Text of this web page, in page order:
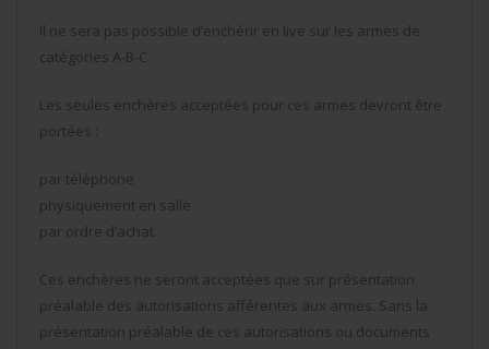
Il ne sera pas possible d’enchérir en live sur les armes de
catégories A-B-C.
Les seules enchères acceptées pour ces armes devront être
portées :
par téléphone
physiquement en salle
par ordre d’achat.
Ces enchères ne seront acceptées que sur présentation
préalable des autorisations afférentes aux armes. Sans la
présentation préalable de ces autorisations ou documents